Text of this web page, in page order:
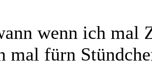
wenn ich mal
mal fürn